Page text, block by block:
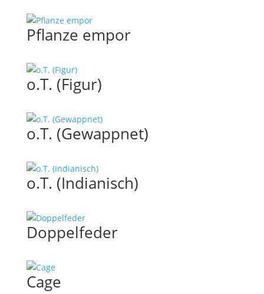
Pflanze empor
o.T. (Figur)
o.T. (Gewappnet)
o.T. (Indianisch)
Doppelfeder
Cage